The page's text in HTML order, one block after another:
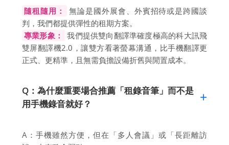
隨租隨用：
無論是國外展會、外賓招待或是跨國談
判，我們都提供彈性的租期方案。
專業形象：
我們提供雙向翻譯準確度極高的科大訊飛
雙屏翻譯機2.0，讓雙方看著螢幕溝通，比手機翻譯更
正式、更精準，且無需負擔設備折舊與閒置成本。
Q：為什麼重要場合推薦「租錄音筆」而不是
用手機錄音就好？
A：手機雖然方便，但在「多人會議」或「長距離訪